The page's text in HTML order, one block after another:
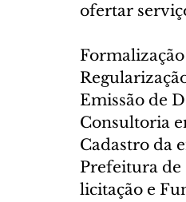
ofertar
Emissão de
Consultoria
Cadastro da
Prefeitura de
licitação e